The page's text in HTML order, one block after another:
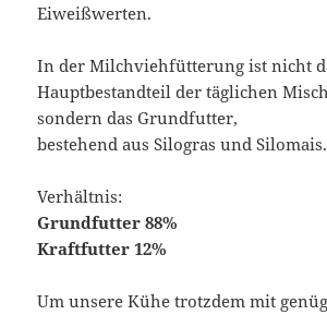
Eiweißwerten.
In der Milchviehfütterung ist nicht
Hauptbestandteil der täglichen
sondern das Grundfutter,
bestehend aus Silogras und Silomais.
Verhältnis:
Grundfutter 88%
Kraftfutter 12%
Um unsere Kühe trotzdem mit